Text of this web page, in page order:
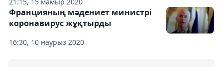
16:30, 10 наурыз 2020
Францияның мәдениет министрі
коронавирус жұқтырды